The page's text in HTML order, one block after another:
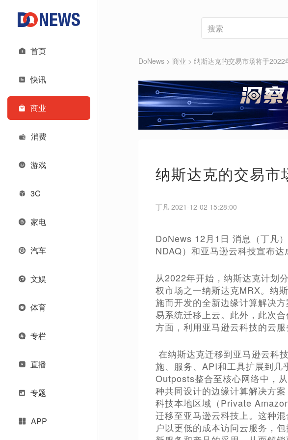
首页
快讯
商业
消费
游戏
3C
家电
汽车
文娱
体育
专栏
直播
专题
APP
DoNews > 商业 > 纳斯达克的交易市场将于
纳斯达克的交易
丁凡 2021-12-02 15:28:00
DoNews 12月1日 消息（丁凡
NDAQ）和亚马逊云科技宣布
从2022年开始，纳斯达克计划
权市场之一纳斯达克MRX。纳
施而开发的全新边缘计算解决
易系统迁移上云。此外，此次
方面，利用亚马逊云科技的云服
在纳斯达克迁移到亚马逊云科
施、服务、API和工具扩展到几
Outposts整合至核心网络中，
种共同设计的边缘计算解决方
科技本地区域（Private
迁移至亚马逊云科技上。这种
户以更低的成本访问云服务，